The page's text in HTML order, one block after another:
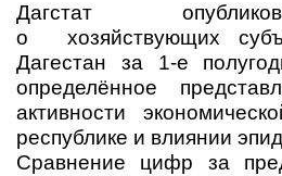
Дагстат
о хозяйствующих
Дагестан за 1-е
определённое
активности
республике и влиянии
Сравнение цифр за